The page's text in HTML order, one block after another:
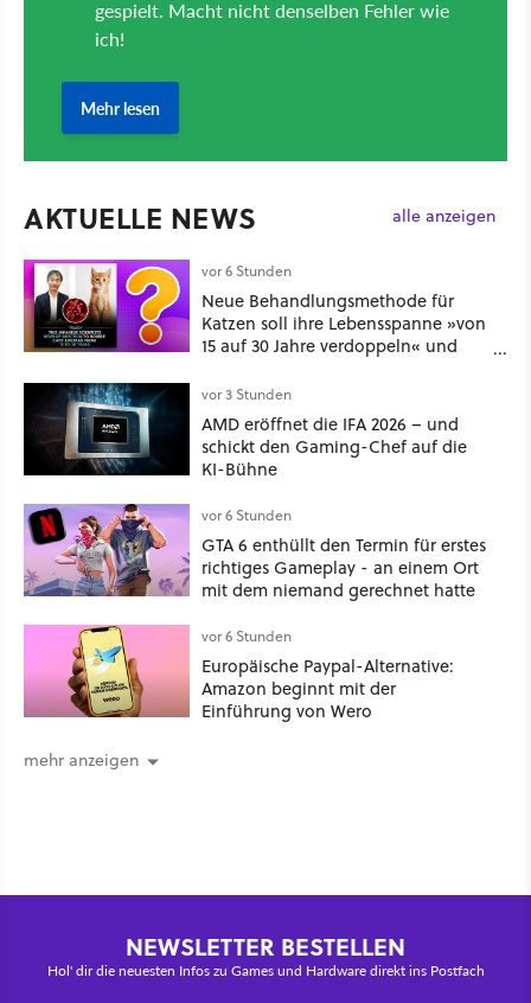
AKTUELLE NEWS alle anzeigen
vor 6 Stunden
Neue Behandlungsmethode für
Katzen soll ihre Lebensspanne »von
15 auf 30 Jahre verdoppeln« und
kritisch damit auseinander
vor 3 Stunden
AMD eröffnet die IFA 2026 – und
schickt den Gaming-Chef auf die
KI-Bühne
vor 6 Stunden
GTA 6 enthüllt den Termin für erstes
richtiges Gameplay - an einem Ort
mit dem niemand gerechnet hatte
vor 6 Stunden
Europäische Paypal-Alternative:
Amazon beginnt mit der
Einführung von Wero
mehr anzeigen
NEWSLETTER BESTELLEN
Hol' dir die neuesten Infos zu Games und Hardware direkt ins Postfach